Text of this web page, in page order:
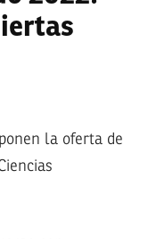
la oferta de